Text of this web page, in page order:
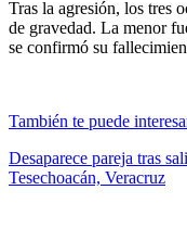
Tras la agresión, los tres
de gravedad. La menor
se confirmó su
También te puede
Desaparece pareja tras
Tesechoacán, Veracruz